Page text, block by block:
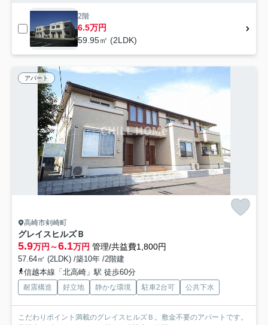
2階
6.5万円
59.95㎡ (2LDK)
アパート
高崎市剣崎町
グレイスヒルズＢ
5.9万円～6.1万円 管理/共益費1,800円
57.64㎡ (2LDK) /築10年 /2階建
信越本線「北高崎」駅 徒歩60分
耐震構造 好立地 静かな環境 駐車2台可 公共下水
こだわりポイント満載のグレイスヒルズＢ。敷金不要のアパートです。